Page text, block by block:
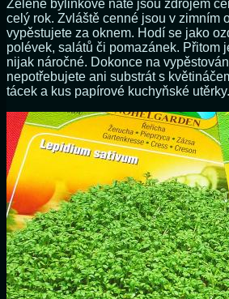
Zelené bylinkové natě jsou zdrojem
celý rok. Zvláště cenné jsou v zimním
vypěstujete za oknem. Hodí se jako
polévek, salátů či pomazánek. Přitom
nijak náročné. Dokonce na
nepotřebujete ani substrát s
tácek a kus papírové kuchyňské utěrky.